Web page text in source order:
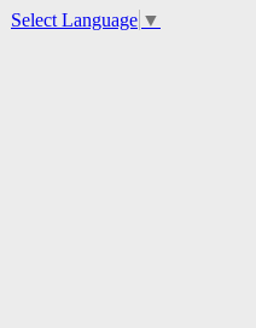
Select Language ▼